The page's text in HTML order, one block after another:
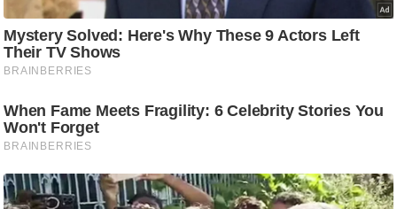
घ
रे
लू
नु
स्खे
प
र्य
ट